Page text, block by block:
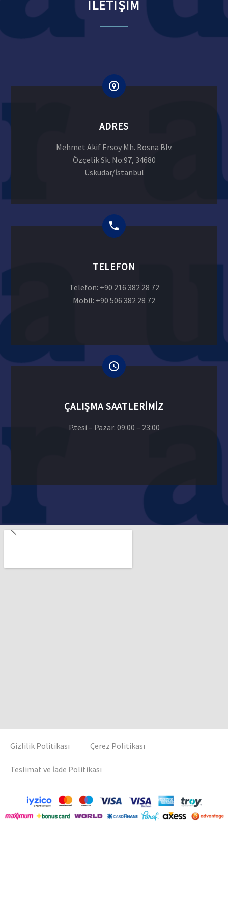
İLETİŞİM
ADRES
Mehmet Akif Ersoy Mh. Bosna Blv.
Özçelik Sk. No:97, 34680
Üsküdar/İstanbul
TELEFON
Telefon: +90 216 382 28 72
Mobil: +90 506 382 28 72
ÇALIŞMA SAATLERIMIZ
P.tesi – Pazar: 09:00 – 23:00
Gizlilik Politikası Çerez Politikası
Teslimat ve İade Politikası